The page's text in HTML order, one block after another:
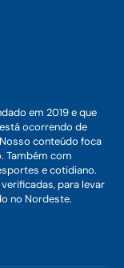
em 2019 e que
ocorrendo de
conteúdo foca
Também com
e cotidiano.
para levar
no Nordeste.